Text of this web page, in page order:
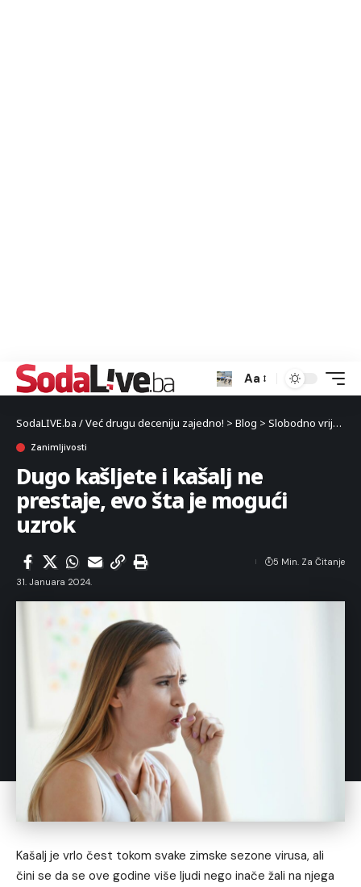
Aa
SodaLIVE.ba / Već drugu deceniju zajedno! > Blog > Slobodno vrijeme
Zanimljivosti
Dugo kašljete i kašalj ne
prestaje, evo šta je mogući
uzrok
31. Januara 2024.
5 Min. Za Čitanje
Kašalj je vrlo čest tokom svake zimske sezone virusa, ali
čini se da se ove godine više ljudi nego inače žali na njega